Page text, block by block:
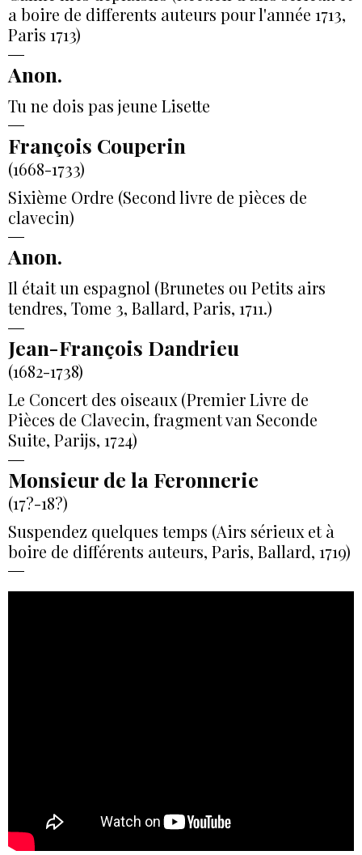
a boire de differents auteurs pour l'année 1713,
Paris 1713)
Anon.
Tu ne dois pas jeune Lisette
François Couperin
(1668-1733)
Sixième Ordre (Second livre de pièces de
clavecin)
Anon.
Il était un espagnol (Brunetes ou Petits airs
tendres, Tome 3, Ballard, Paris, 1711.)
Jean-François Dandrieu
(1682-1738)
Le Concert des oiseaux (Premier Livre de
Pièces de Clavecin, fragment van Seconde
Suite, Parijs, 1724)
Monsieur de la Feronnerie
(17?-18?)
Suspendez quelques temps (Airs sérieux et à
boire de différents auteurs, Paris, Ballard, 1719)